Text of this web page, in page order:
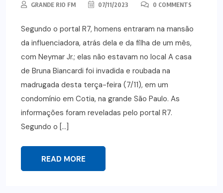
GRANDE RIO FM 07/11/2023 0 COMMENTS
Segundo o portal R7, homens entraram na mansão
da influenciadora, atrás dela e da filha de um mês,
com Neymar Jr.; elas não estavam no local A casa
de Bruna Biancardi foi invadida e roubada na
madrugada desta terça-feira (7/11), em um
condomínio em Cotia, na grande São Paulo. As
informações foram reveladas pelo portal R7.
Segundo o […]
READ MORE